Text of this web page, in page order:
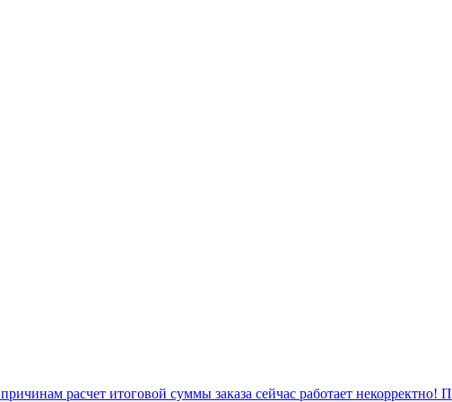
расчет итоговой суммы заказа сейчас работает